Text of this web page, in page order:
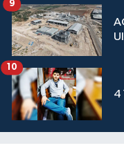
9
4
10